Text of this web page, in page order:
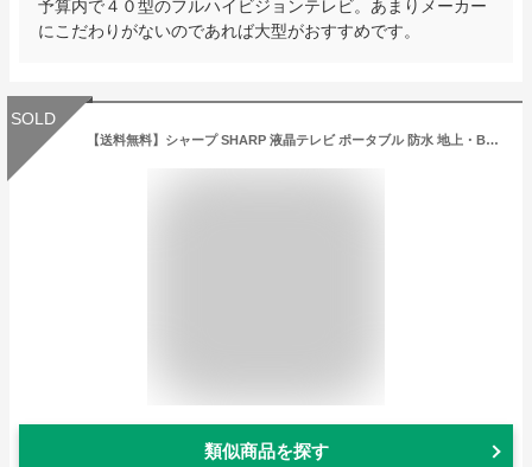
予算内で４０型のフルハイビジョンテレビ。あまりメーカー
にこだわりがないのであれば大型がおすすめです。
SOLD
【送料無料】シャープ SHARP 液晶テレビ ポータブル 防水 地上・BS 12V型 AQUOSポータブル 2T-C12AF 2TC12AFAV機器 テレビ テレビ本体 ポータブルテレビ ホワイト ブラック
類似商品を探す